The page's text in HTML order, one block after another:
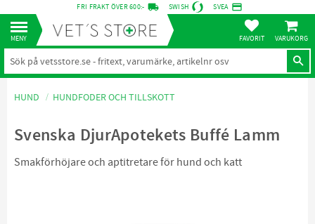
Meny
FRI FRAKT ÖVER 600:- local_shipping SWISH SVEA credit_card
FAVORITER
HUND HUNDFODER OCH TILLSKOTT
Svenska DjurApotekets Buffé Lamm
Smakförhöjare och aptitretare för hund och katt